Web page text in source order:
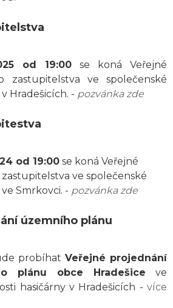
od 19:00 se koná Veřejné
zastupitelstva ve společenské
Hradešicích. - pozvánka zde
od 19:00 se koná Veřejné
ve společenské
Smrkovci. - pozvánka zde
územního plánu
probíhat Veřejné projednání
plánu obce Hradešice ve
hasičárny v Hradešicích - více